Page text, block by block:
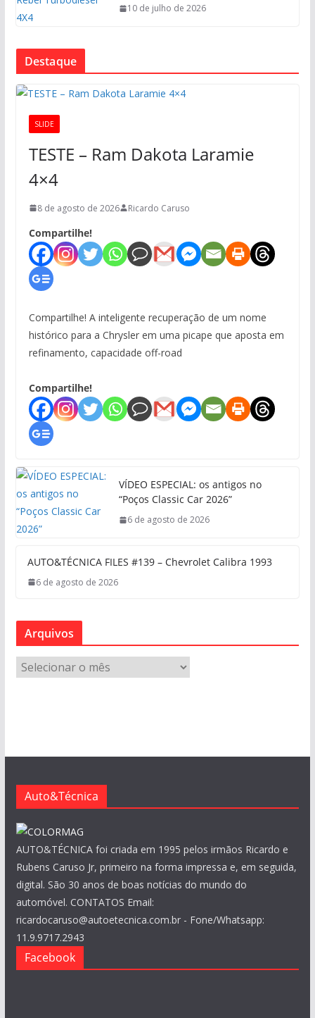
10 de julho de 2026
Destaque
SLIDE
TESTE – Ram Dakota Laramie
4×4
8 de agosto de 2026 Ricardo Caruso
Compartilhe!
Compartilhe! A inteligente recuperação de um nome
histórico para a Chrysler em uma picape que aposta em
refinamento, capacidade off-road
Compartilhe!
VÍDEO ESPECIAL: os antigos no
“Poços Classic Car 2026”
6 de agosto de 2026
AUTO&TÉCNICA FILES #139 – Chevrolet Calibra 1993
6 de agosto de 2026
Arquivos
r
s
Auto&Técnica
AUTO&TÉCNICA foi criada em 1995 pelos irmãos Ricardo e
Rubens Caruso Jr, primeiro na forma impressa e, em seguida,
digital. São 30 anos de boas notícias do mundo do
automóvel. CONTATOS Email:
ricardocaruso@autoetecnica.com.br - Fone/Whatsapp:
11.9.9717.2943
Facebook